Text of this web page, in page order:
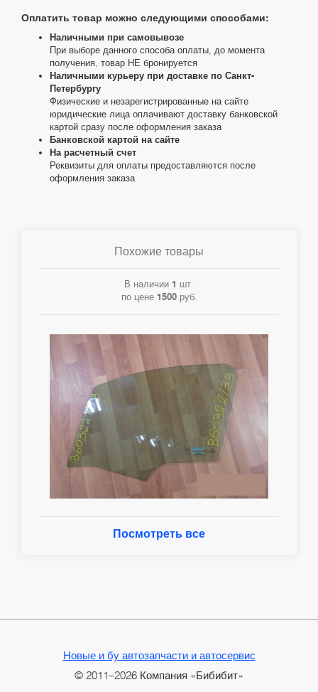
Оплатить товар можно следующими способами:
Наличными при самовывозе
При выборе данного способа оплаты, до момента
получения, товар НЕ бронируется
Наличными курьеру при доставке по Санкт-
Петербургу
Физические и незарегистрированные на сайте
юридические лица оплачивают доставку банковской
картой сразу после оформления заказа
Банковской картой на сайте
На расчетный счет
Реквизиты для оплаты предоставляются после
оформления заказа
Похожие товары
В наличии 1 шт.
по цене 1500руб.
Посмотреть все
Новые и бу автозапчасти и автосервис
© 2011–2026 Компания «Бибибит»